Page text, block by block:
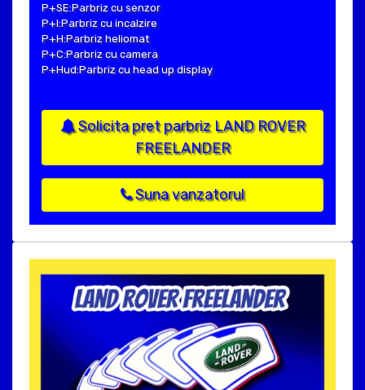
P+SE:Parbriz cu senzor
P+I:Parbriz cu incalzire
P+H:Parbriz heliomat
P+C:Parbriz cu camera
P+Hud:Parbriz cu head up display
Solicita pret parbriz LAND ROVER
FREELANDER
Suna vanzatorul